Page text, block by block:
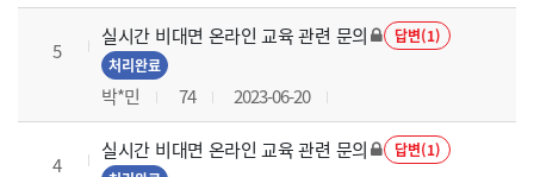
5
실시간 비대면 온라인 교육 관련 문의
답변(1)
처리완료
박*민 74 2023-06-20
4
실시간 비대면 온라인 교육 관련 문의
답변(1)